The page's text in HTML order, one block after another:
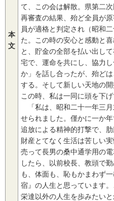
本
文
て、この会は解散。県第二
再審査の結果、殆ど全員が
員が適格と判定され（昭和
た。この時の安心と感動と
と、貯金の全部を払い出し
宅で、運命を共にし、協力
か」を話し合ったが、殆ど
する。そして新しい天地の
この時、私は一同に頭を下
「私は、昭和二十一年三
せられました。僅かに一か
追放による精神的打撃で、
財産とてなく生活は苦しい
売って長男の桑中通学用の
したら、以前校長、教頭で
も、体面も、恥もかまわず
宿』の人生と思っています
栄達以外の人生を歩みたい